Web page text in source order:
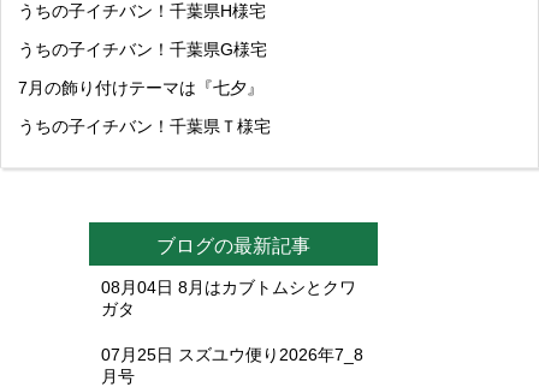
うちの子イチバン！千葉県H様宅
うちの子イチバン！千葉県G様宅
7月の飾り付けテーマは『七夕』
うちの子イチバン！千葉県Ｔ様宅
ブログの最新記事
08月04日 8月はカブトムシとクワ
ガタ
07月25日 スズユウ便り2026年7_8
月号